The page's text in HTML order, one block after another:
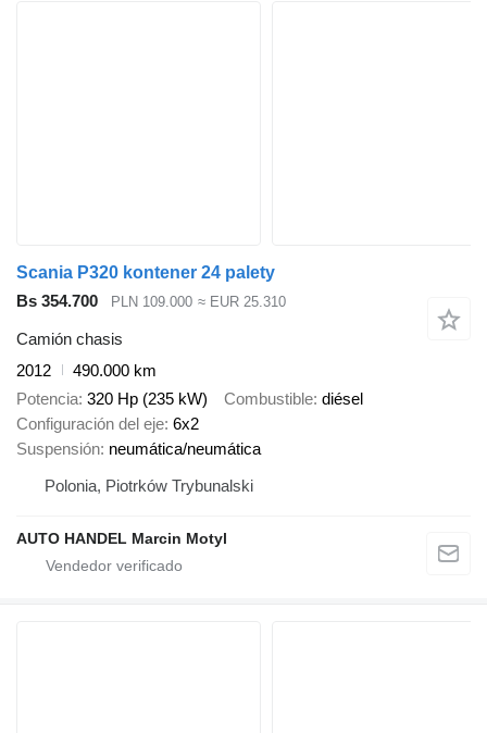
Scania P320 kontener 24 palety
Bs 354.700
PLN 109.000 ≈ EUR 25.310
Camión chasis
2012
490.000 km
Potencia 320 Hp (235 kW) Combustible diésel
Configuración del eje 6x2
Suspensión neumática/neumática
Polonia, Piotrków Trybunalski
AUTO HANDEL Marcin Motyl